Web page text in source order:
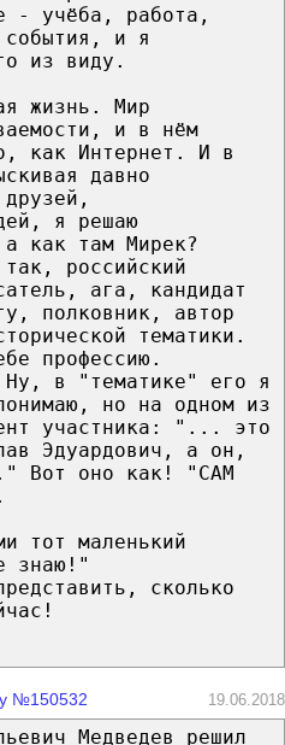
- учёба, работа,
события, и я
из виду.
жизнь. Мир
и в нём
как Интернет. И в
давно
я решаю
как там Мирек?
российский
ага, кандидат
полковник, автор
тематики.
профессию.
Ну, в "тематике" его я
но на одном из
участника: "... это
Эдуардович, а он,
Вот оно как! "САМ
тот маленький
знаю!"
сколько
№150532 19.06.2018
Медведев решил